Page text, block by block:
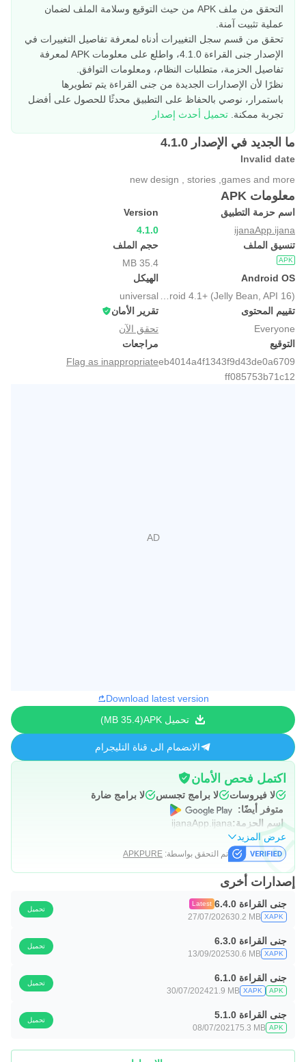
التحقق من ملف APK من حيث التوقيع وسلامة الملف لضمان
عملية تثبيت آمنة.
تحقق من قسم سجل التغييرات أدناه لمعرفة تفاصيل التغييرات في
الإصدار جنى القراءة 4.1.0، واطلع على معلومات APK لمعرفة
تفاصيل الحزمة، متطلبات النظام، ومعلومات التوافق.
نظرًا لأن الإصدارات الجديدة من جنى القراءة يتم تطويرها
باستمرار، نوصي بالحفاظ على التطبيق محدثًا للحصول على أفضل
تجربة ممكنة. تحميل أحدث إصدار
ما الجديد في الإصدار 4.1.0
Invalid date
new design , stories ,games and more
معلومات APK
اسم حزمة التطبيق
ijanaApp.ijana
Version
4.1.0
تنسيق الملف
APK
حجم الملف
35.4 MB
Android OS
الهيكل
universal
تقييم المحتوى
Everyone
تقرير الأمان
تحقق الآن
التوقيع
eb4014a4f1343f9d43de0a6709
ff085753b71c12
مراجعات
Flag as inappropriate
Download latest version
تحميل APK
35.4 MB
الانضمام الى قناة التليجرام
اكتمل فحص الأمان
لا فيروسات لا برامج تجسس
لا برامج ضارة
متوفر أيضًا:
اسم الحزمة:ijanaApp.ijana
عرض المزيد
تم التحقق بواسطة: APKPURE
إصدارات أخرى
جنى القراءة 6.4.0
Latest
XAPK
30.2 MB
27/07/2026
تحميل
جنى القراءة 6.3.0
XAPK
30.6 MB
13/09/2025
تحميل
جنى القراءة 6.1.0
APK
XAPK
21.9 MB
30/07/2024
تحميل
جنى القراءة 5.1.0
APK
75.3 MB
08/07/2021
تحميل